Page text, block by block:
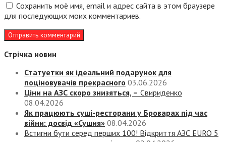
Сохранить моё имя, email и адрес сайта в этом браузере
для последующих моих комментариев.
Стрічка новин
Статуетки як ідеальний подарунок для
поціновувачів прекрасного 03.06.2026
Ціни на АЗС скоро знизяться, – Свириденко
08.04.2026
Як працюють суші-ресторани у Броварах під час
війни: досвід «Сушия» 08.04.2026
Встигни бути серед перших 100! Відкриття АЗС EURO 5